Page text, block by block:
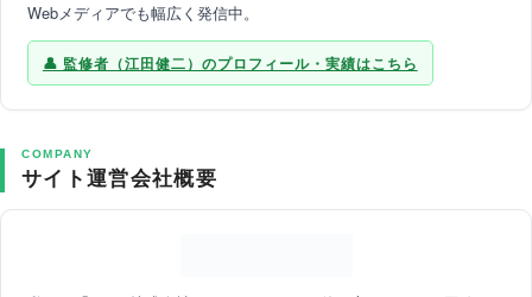
Webメディアでも幅広く発信中。
監修者（江田健二）のプロフィール・実績はこちら
COMPANY
サイト運営会社概要